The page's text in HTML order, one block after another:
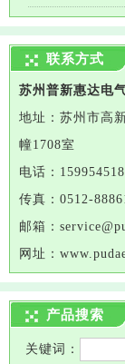
联系方式
苏州普新惠达电
地址： 苏州市高
幢1708室
电话：
传真： 0512-
邮箱：service@
网址： www.
产品搜索
关键词：